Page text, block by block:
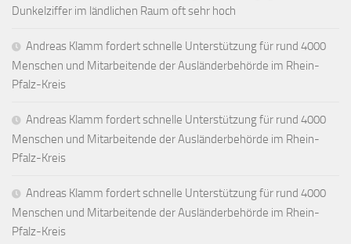
Dunkelziffer im ländlichen Raum oft sehr hoch
Andreas Klamm fordert schnelle Unterstützung für rund 4000
Menschen und Mitarbeitende der Ausländerbehörde im Rhein-
Pfalz-Kreis
Andreas Klamm fordert schnelle Unterstützung für rund 4000
Menschen und Mitarbeitende der Ausländerbehörde im Rhein-
Pfalz-Kreis
Andreas Klamm fordert schnelle Unterstützung für rund 4000
Menschen und Mitarbeitende der Ausländerbehörde im Rhein-
Pfalz-Kreis